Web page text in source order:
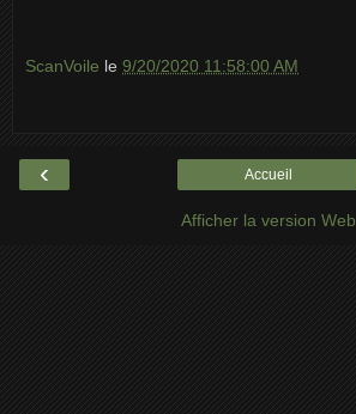
ScanVoile le 9/20/2020 11:58:00 AM
‹ Accueil
Afficher la version Web